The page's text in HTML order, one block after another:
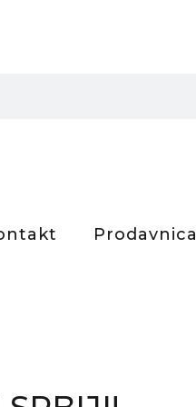
Prodavnica